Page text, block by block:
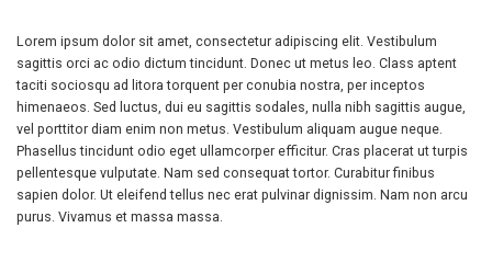
Lorem ipsum dolor sit amet, consectetur adipiscing elit. Vestibulum
sagittis orci ac odio dictum tincidunt. Donec ut metus leo. Class aptent
taciti sociosqu ad litora torquent per conubia nostra, per inceptos
himenaeos. Sed luctus, dui eu sagittis sodales, nulla nibh sagittis augue,
vel porttitor diam enim non metus. Vestibulum aliquam augue neque.
Phasellus tincidunt odio eget ullamcorper efficitur. Cras placerat ut turpis
pellentesque vulputate. Nam sed consequat tortor. Curabitur finibus
sapien dolor. Ut eleifend tellus nec erat pulvinar dignissim. Nam non arcu
purus. Vivamus et massa massa.